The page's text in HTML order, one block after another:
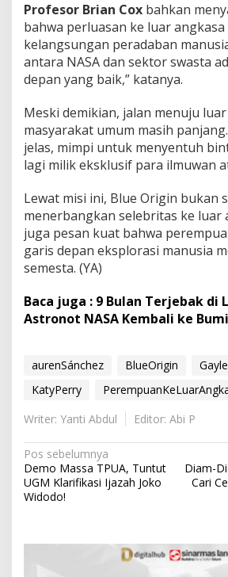
Profesor Brian Cox bahkan
bahwa perluasan ke luar
kelangsungan peradaban
antara NASA dan sektor swasta
depan yang baik,” katanya.
Meski demikian, jalan menuju
masyarakat umum masih
jelas, mimpi untuk menyentuh
lagi milik eksklusif para ilmuwan
Lewat misi ini, Blue Origin bukan
menerbangkan selebritas ke luar
juga pesan kuat bahwa
garis depan eksplorasi manusia
semesta. (YA)
Baca juga : 9 Bulan Terjebak di
Astronot NASA Kembali ke Bumi
aurenSánchez BlueOrigin
KatyPerry
Writer: Yanti Abdul
Editor: Abi P
N
a
v
g
Pos sebelumnya
Demo Massa TPUA, Tuntut
UGM Klarifikasi Ijazah Joko
Widodo!
Diam-
Cari